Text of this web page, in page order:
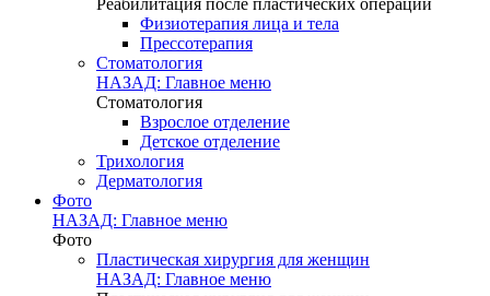
Реабилитация после пластических операций
Физиотерапия лица и тела
Прессотерапия
Стоматология
НАЗАД: Главное меню
Стоматология
Взрослое отделение
Детское отделение
Трихология
Дерматология
Фото
НАЗАД: Главное меню
Фото
Пластическая хирургия для женщин
НАЗАД: Главное меню